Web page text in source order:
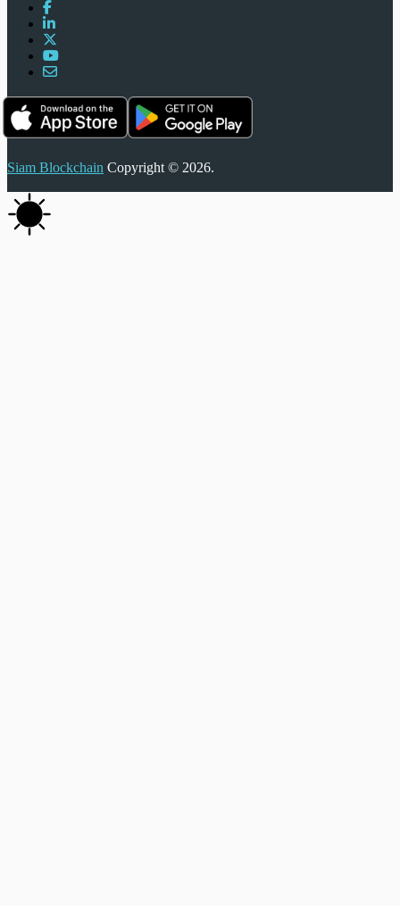
Siam Blockchain Copyright © 2026.